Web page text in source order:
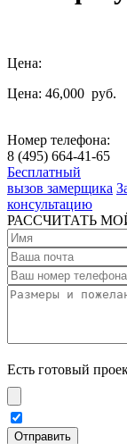
Цена:
Цена: 46,000 руб.
Номер телефона:
8 (495) 664-41-65
Бесплатный
вызов замерщика
консультацию
РАССЧИТАТЬ
Есть готовый